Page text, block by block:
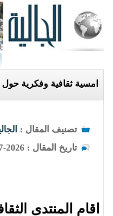
امسية ثقافية وفكرية
تصنيف المقال :
تاريخ المقال : 2026-07-06